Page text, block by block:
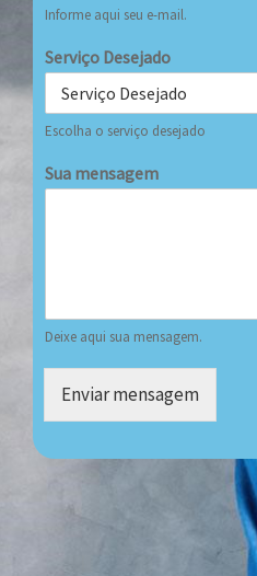
Informe aqui seu e-mail.
Serviço Desejado
Escolha o serviço desejado
Sua mensagem
Deixe aqui sua mensagem.
Enviar mensagem